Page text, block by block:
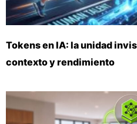
Tokens en IA: la unidad
contexto y rendimiento